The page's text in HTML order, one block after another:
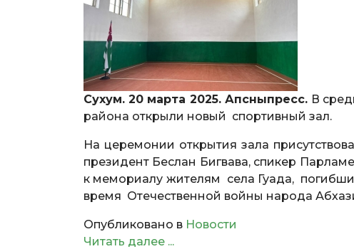
Сухум. 20 марта 2025. Апсныпресс. В
района открыли новый спортивный зал.
На церемонии открытия зала
президент Беслан Бигвава, спикер
к мемориалу жителям села Гуада,
время Отечественной войны народа
Опубликовано в Новости
Читать далее ...